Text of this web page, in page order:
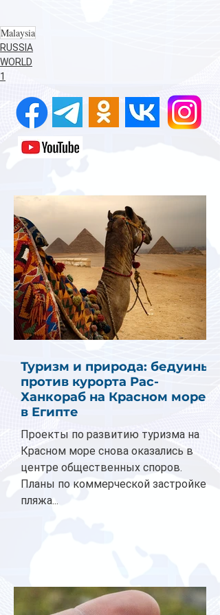
Malaysia
RUSSIA
WORLD
1
Туризм и природа: бедуины
против курорта Рас-
Ханкораб на Красном море
в Египте
Проекты по развитию туризма на
Красном море снова оказались в
центре общественных споров.
Планы по коммерческой застройке
пляжа...